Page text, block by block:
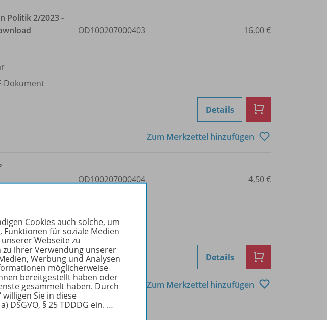
Politik 2/2023 -
Dokument
OD100207000403 16,00 €
Details
Zum Merkzettel hinzufügen
OD100207000404 4,50 €
Details
Zum Merkzettel hinzufügen
Cookies auch solche, um
für soziale Medien
Webseite zu
ihrer Verwendung unserer
Werbung und Analysen
möglicherweise
bereitgestellt haben oder
gesammelt haben. Durch
Sie in diese
DSGVO, § 25 TDDDG ein. …